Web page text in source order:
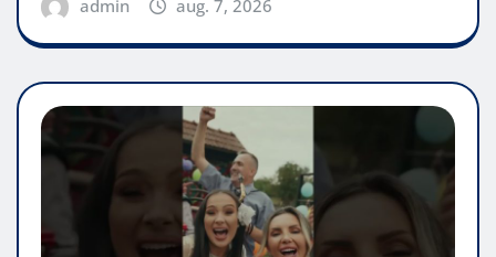
admin aug. 7, 2026